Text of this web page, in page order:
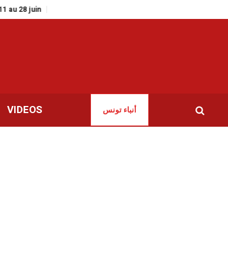
Zied El Heni | Le SNJT appelle à une conférence de presse
VIDEOS أنباء تونس